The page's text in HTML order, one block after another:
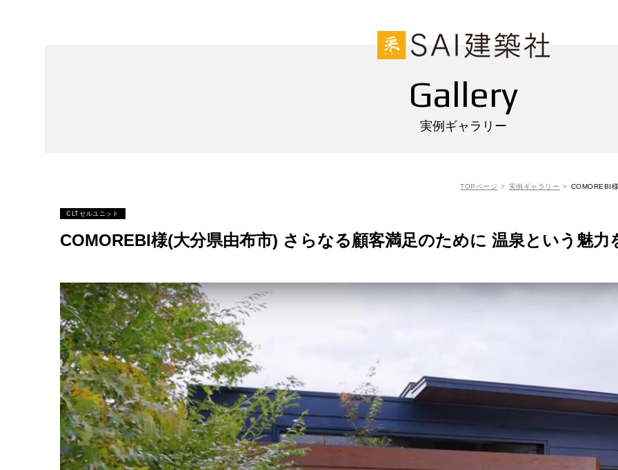
Gallery
実例ギャラリー
TOPページ 実例ギャラリー COMOREBI
CLTセルユニット
COMOREBI様(大分県由布市) さらなる顧客満足のために 温泉という魅力